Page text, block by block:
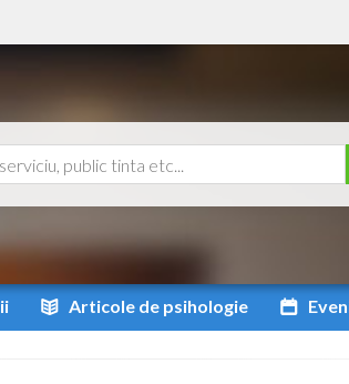
Articole de psihologie